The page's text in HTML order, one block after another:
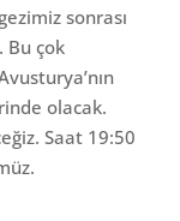
sonrası
Bu çok
olacak.
Saat 19:50